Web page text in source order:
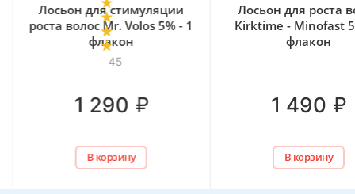
45
Лосьон для стимуляции
роста волос Mr. Volos 5% - 1
флакон
1 290 ₽
В корзину
Лосьон для роста
Kirktime - Minofast
флакон
1 490 ₽
В корзину